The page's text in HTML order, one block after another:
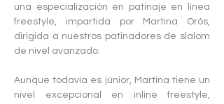
una especialización en patinaje en línea
freestyle, impartida por Martina Orós,
dirigida a nuestros patinadores de slalom
de nivel avanzado.
Aunque todavía es júnior, Martina tiene un
nivel excepcional en inline freestyle,